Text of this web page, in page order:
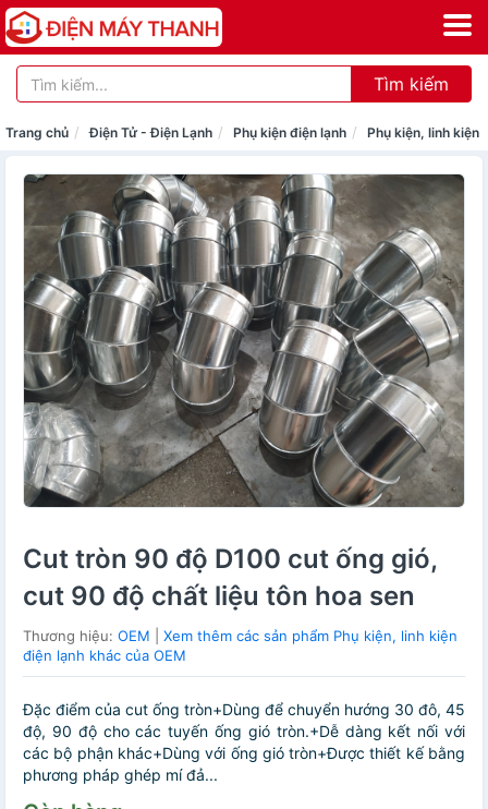
Tìm kiếm
Trang chủ Điện Tử - Điện Lạnh Phụ kiện điện lạnh Phụ kiện, linh kiện
Cut tròn 90 độ D100 cut ống gió,
cut 90 độ chất liệu tôn hoa sen
Thương hiệu: OEM
Xem thêm các sản phẩm Phụ kiện, linh kiện
điện lạnh khác của OEM
Đặc điểm của cut ống tròn+Dùng để chuyển hướng 30 đô, 45
độ, 90 độ cho các tuyến ống gió tròn.+Dễ dàng kết nối với
các bộ phận khác+Dùng với ống gió tròn+Được thiết kế bằng
phương pháp ghép mí đả...